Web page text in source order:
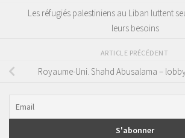
Les réfugiés palestiniens au Liban luttent
leurs besoins
ARTICLE PRÉCÉDENT
Royaume-Uni. Shahd Abusalama –